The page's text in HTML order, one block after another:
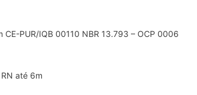
PUR/IQB 00110 NBR 13.793 – OCP 0006
até 6m